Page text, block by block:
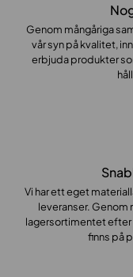
Genom mångåriga
vår syn på kvalitet,
erbjuda produkter
Vi har ett eget
leveranser. Genom
lagersortimentet efter
finns på